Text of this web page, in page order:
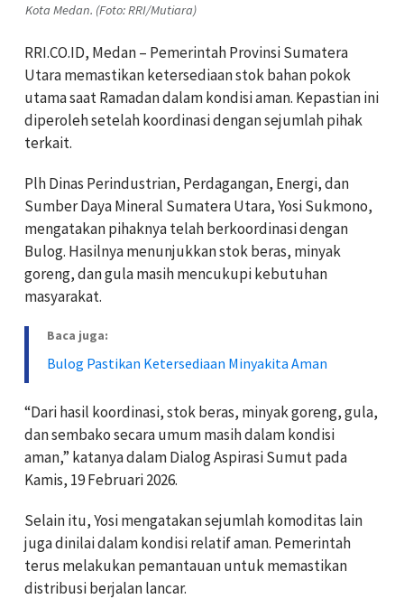
Kota Medan. (Foto: RRI/Mutiara)
RRI.CO.ID, Medan – Pemerintah Provinsi Sumatera
Utara memastikan ketersediaan stok bahan pokok
utama saat Ramadan dalam kondisi aman. Kepastian ini
diperoleh setelah koordinasi dengan sejumlah pihak
terkait.
Plh Dinas Perindustrian, Perdagangan, Energi, dan
Sumber Daya Mineral Sumatera Utara, Yosi Sukmono,
mengatakan pihaknya telah berkoordinasi dengan
Bulog. Hasilnya menunjukkan stok beras, minyak
goreng, dan gula masih mencukupi kebutuhan
masyarakat.
Baca juga:
Bulog Pastikan Ketersediaan Minyakita Aman
“Dari hasil koordinasi, stok beras, minyak goreng, gula,
dan sembako secara umum masih dalam kondisi
aman,” katanya dalam Dialog Aspirasi Sumut pada
Kamis, 19 Februari 2026.
Selain itu, Yosi mengatakan sejumlah komoditas lain
juga dinilai dalam kondisi relatif aman. Pemerintah
terus melakukan pemantauan untuk memastikan
distribusi berjalan lancar.